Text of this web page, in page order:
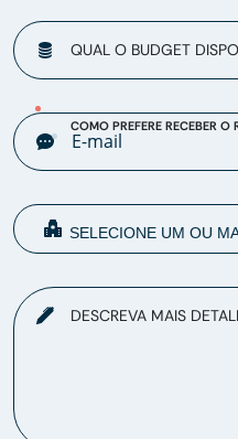
QUAL O BUDGET
COMO PREFERE RECEBER O
DESCREVA MAIS